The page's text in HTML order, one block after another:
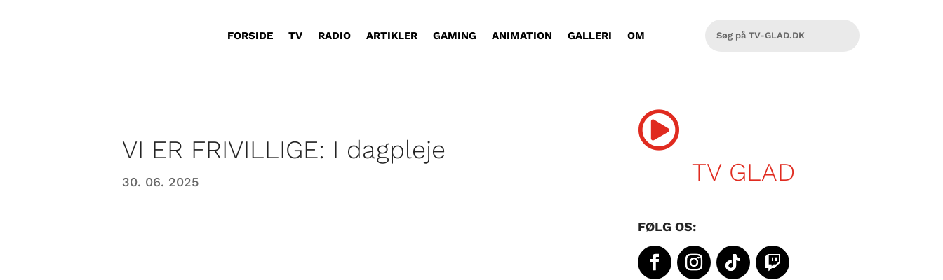
FORSIDE TV RADIO ARTIKLER GAMING ANIMATION GALLERI OM
VI ER FRIVILLIGE: I dagpleje
30. 06. 2025

TV GLAD
FØLG OS: